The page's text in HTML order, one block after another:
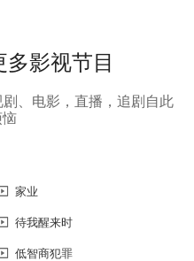
影视节目
、电影，直播，追剧自此
家业
待我醒来时
低智商犯罪